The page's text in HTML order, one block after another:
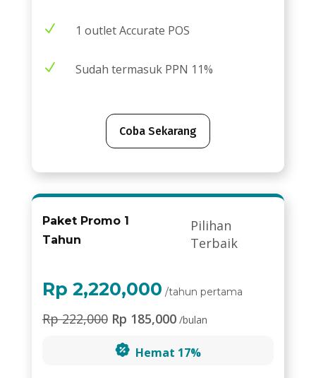
N 1 outlet Accurate POS
N Sudah termasuk PPN 11%
Coba Sekarang
Paket Promo 1
Tahun
Pilihan
Terbaik
Rp 2,220,000 /tahun pertama
Rp 222,000Rp 185,000/bulan
Hemat 17%